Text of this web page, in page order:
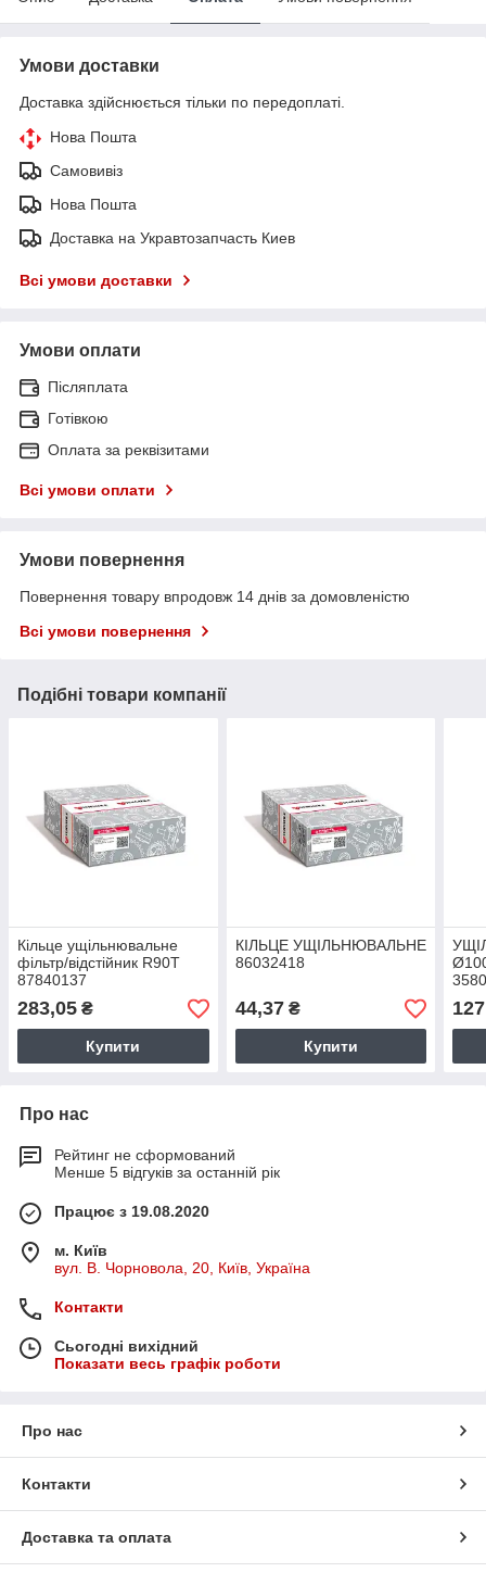
Умови доставки
Доставка здійснюється тільки по передоплаті.
Нова Пошта
Самовивіз
Нова Пошта
Доставка на Укравтозапчасть Киев
Всі умови доставки
Умови оплати
Післяплата
Готівкою
Оплата за реквізитами
Всі умови оплати
Умови повернення
Повернення товару впродовж 14 днів за домовленістю
Всі умови повернення
Подібні товари компанії
Кільце ущільнювальне
фільтр/відстійник R90T
87840137
283,05 ₴
Купити
КІЛЬЦЕ УЩІЛЬНЮВАЛЬНЕ
86032418
44,37₴
Купити
Про нас
Рейтинг не сформований
Менше 5 відгуків за останній рік
Працює з 19.08.2020
м. Київ
вул. В. Чорновола, 20, Київ, Україна
Контакти
Сьогодні вихідний
Показати весь графік роботи
Про нас
Контакти
Доставка та оплата